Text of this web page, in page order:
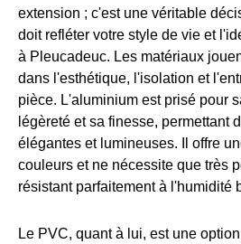
extension ; c'est une véritable
doit refléter votre style de vie et
à Pleucadeuc. Les matériaux
dans l'esthétique, l'isolation et
pièce. L'aluminium est prisé pour
légèreté et sa finesse, permettant
élégantes et lumineuses. Il offre
couleurs et ne nécessite que très
résistant parfaitement à l'humidité
Le PVC, quant à lui, est une